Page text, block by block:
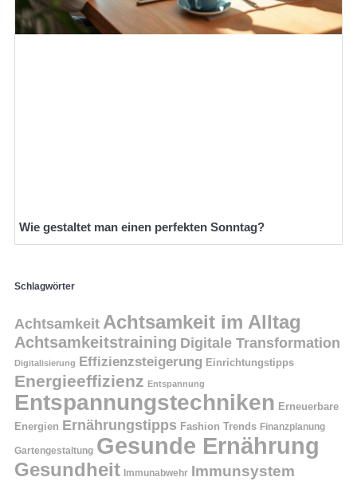
Wie gestaltet man einen perfekten Sonntag?
Schlagwörter
Achtsamkeit Achtsamkeit im Alltag
Achtsamkeitstraining Digitale Transformation
Digitalisierung Effizienzsteigerung Einrichtungstipps
Energieeffizienz Entspannung
Entspannungstechniken Erneuerbare
Energien Ernährungstipps Fashion Trends Finanzplanung
Gartengestaltung Gesunde Ernährung
Gesundheit Immunabwehr Immunsystem